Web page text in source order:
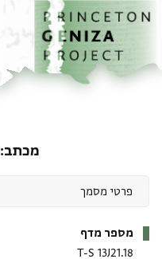
לתוכןהבית
מכתב
מספר מדף
T-S 13J21.18